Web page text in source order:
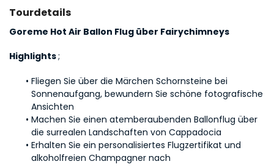
Tourdetails
Goreme Hot Air Ballon Flug über Fairychimneys
Highlights ;
Fliegen Sie über die Märchen Schornsteine bei
Sonnenaufgang, bewundern Sie schöne fotografische
Ansichten
Machen Sie einen atemberaubenden Ballonflug über
die surrealen Landschaften von Cappadocia
Erhalten Sie ein personalisiertes Flugzertifikat und
alkoholfreien Champagner nach